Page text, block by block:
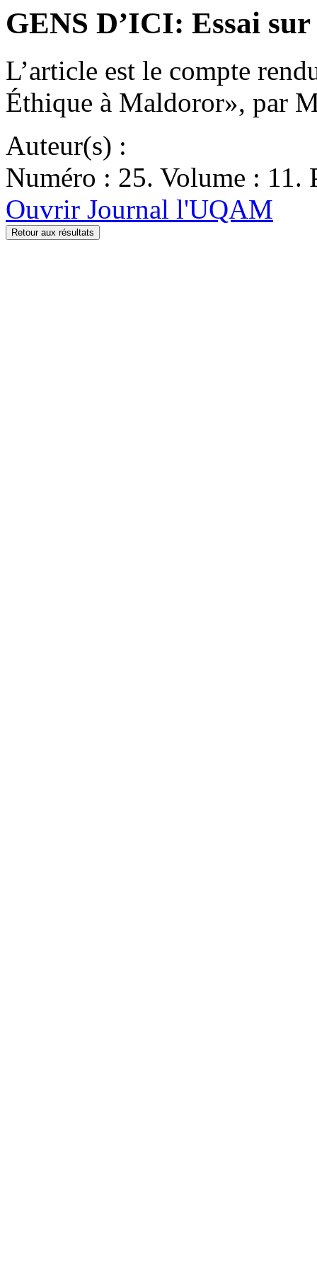
GENS D’ICI: Essai
L’article est le compte
Éthique à Maldoror», par
Auteur(s) :
Numéro : 25. Volume : 11.
Ouvrir Journal l'UQAM
Retour aux résultats